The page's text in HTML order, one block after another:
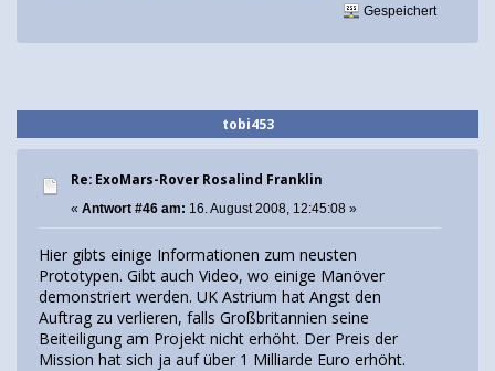
Gespeichert
tobi453
Re: ExoMars-Rover Rosalind Franklin
« Antwort #46 am: 16. August 2008, 12:45:08 »
Hier gibts einige Informationen zum neusten
Prototypen. Gibt auch Video, wo einige Manöver
demonstriert werden. UK Astrium hat Angst den
Auftrag zu verlieren, falls Großbritannien seine
Beiteiligung am Projekt nicht erhöht. Der Preis der
Mission hat sich ja auf über 1 Milliarde Euro erhöht.